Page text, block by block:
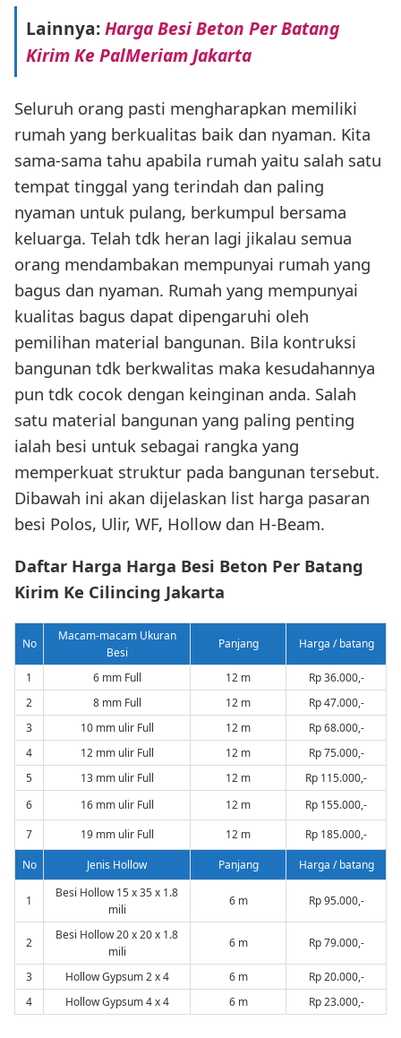
Lainnya:Harga Besi Beton Per Batang
Kirim Ke PalMeriam Jakarta
Seluruh orang pasti mengharapkan memiliki
rumah yang berkualitas baik dan nyaman. Kita
sama-sama tahu apabila rumah yaitu salah satu
tempat tinggal yang terindah dan paling
nyaman untuk pulang, berkumpul bersama
keluarga. Telah tdk heran lagi jikalau semua
orang mendambakan mempunyai rumah yang
bagus dan nyaman. Rumah yang mempunyai
kualitas bagus dapat dipengaruhi oleh
pemilihan material bangunan. Bila kontruksi
bangunan tdk berkwalitas maka kesudahannya
pun tdk cocok dengan keinginan anda. Salah
satu material bangunan yang paling penting
ialah besi untuk sebagai rangka yang
memperkuat struktur pada bangunan tersebut.
Dibawah ini akan dijelaskan list harga pasaran
besi Polos, Ulir, WF, Hollow dan H-Beam.
Daftar Harga Harga Besi Beton Per Batang
Kirim Ke Cilincing Jakarta
No
Macam-macam Ukuran
Besi
Panjang Harga / batang
1 6 mm Full 12 m
Rp 36.000,-
2
8 mm Full 12 m
Rp 47.000,-
3
10 mm ulir Full 12 m
Rp 68.000,-
4
12 mm ulir Full 12 m
Rp 75.000,-
5
13 mm ulir Full 12 m
Rp 115.000,-
6
16 mm ulir Full 12 m
Rp 155.000,-
7
19 mm ulir Full 12 m
Rp 185.000,-
No
Jenis Hollow Panjang Harga / batang
1
Besi Hollow 15 x 35 x 1.8
mili
6 m Rp 95.000,-
2
Besi Hollow 20 x 20 x 1.8
mili
6 m Rp 79.000,-
3 Hollow Gypsum 2 x 4 6 m
Rp 20.000,-
4
Hollow Gypsum 4 x 4 6 m Rp 23.000,-